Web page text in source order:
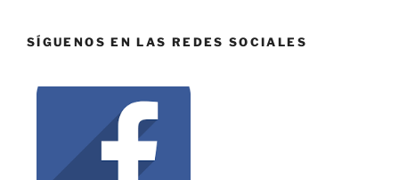
SÍGUENOS EN LAS REDES SOCIALES